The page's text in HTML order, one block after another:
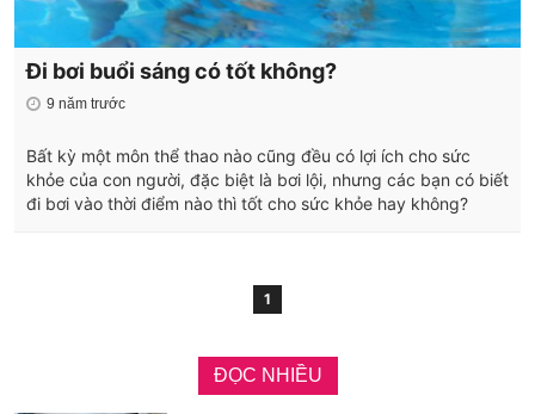
Đi bơi buổi sáng có tốt không?
9 năm trước
Bất kỳ một môn thể thao nào cũng đều có lợi ích cho sức
khỏe của con người, đặc biệt là bơi lội, nhưng các bạn có biết
đi bơi vào thời điểm nào thì tốt cho sức khỏe hay không?
1
ĐỌC NHIỀU